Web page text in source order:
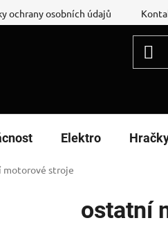
ochrany osobních údajů
Elektro
motorové stroje
ostatní